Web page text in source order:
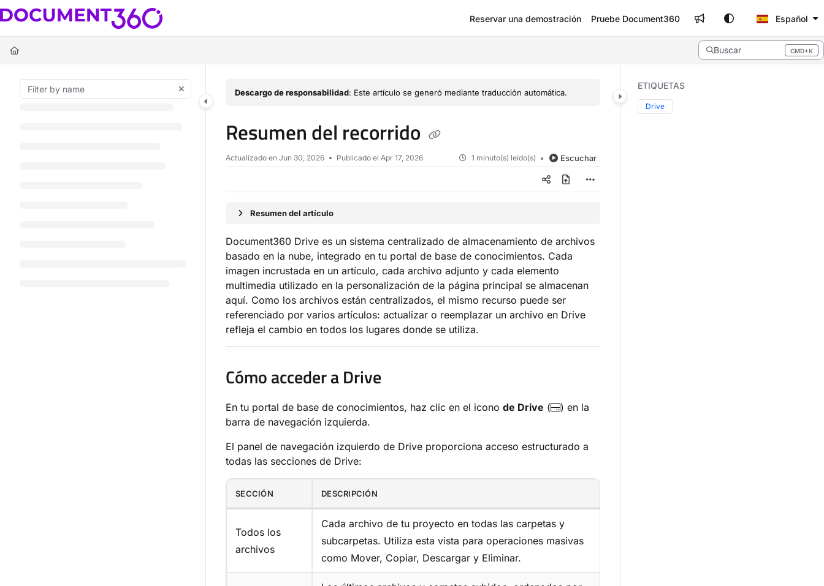
Documentation Index
Fetch the complete documentation index at:
Use this file to discover all available pages before exploring further.
Reservar una demostración Pruebe Document360 Español
Buscar CMD+K
Press CMD+K to open search
Descargo de responsabilidad: Este artículo se generó mediante traducción automática.
Resumen del recorrido
Actualizado en Jun 30, 2026 Publicado el Apr 17, 2026 1 minuto(s) leído(s) Escuchar
Resumen del artículo
Document360 Drive es un sistema centralizado de almacenamiento de archivos
basado en la nube, integrado en tu portal de base de conocimientos. Cada
imagen incrustada en un artículo, cada archivo adjunto y cada elemento
multimedia utilizado en la personalización de la página principal se almacenan
aquí. Como los archivos están centralizados, el mismo recurso puede ser
referenciado por varios artículos: actualizar o reemplazar un archivo en Drive
refleja el cambio en todos los lugares donde se utiliza.
Cómo acceder a Drive
En tu portal de base de conocimientos, haz clic en el icono de Drive (
) en la
barra de navegación izquierda.
El panel de navegación izquierdo de Drive proporciona acceso estructurado a
todas las secciones de Drive:
SECCIÓN DESCRIPCIÓN
Todos los
archivos
Cada archivo de tu proyecto en todas las carpetas y
subcarpetas. Utiliza esta vista para operaciones masivas
como Mover, Copiar, Descargar y Eliminar.
ETIQUETAS
Drive